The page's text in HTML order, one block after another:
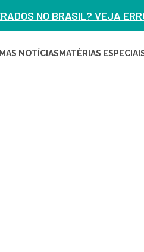
NO BRASIL? VEJA
NOTÍCIAS MATÉRIAS